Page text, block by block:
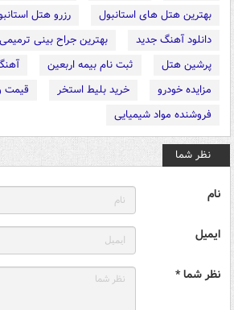
بهترین هتل های استانبول
رزرو هتل
دانلود آهنگ جدید
بهترین جراح بینی ترمیمی
پرشین هتل
ثبت نام بیمه اربعین
مزایده خودرو
خرید بلیط استخر
قیمت
فروشنده مواد شیمیایی
نظر شما
نام
ایمیل
نظر شما *